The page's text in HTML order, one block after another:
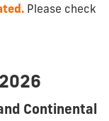
. Please check
Continental